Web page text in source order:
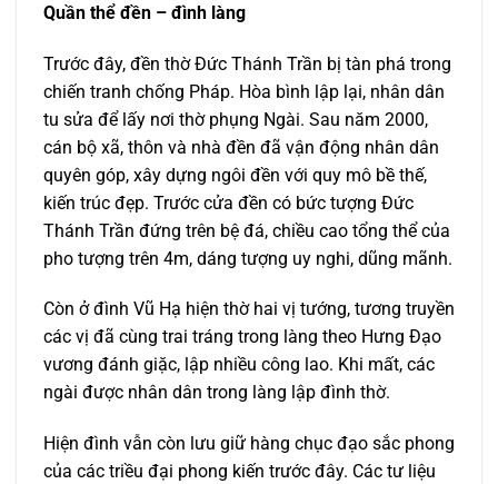
Quần thể đền – đình làng
Trước đây, đền thờ Đức Thánh Trần bị tàn phá trong
chiến tranh chống Pháp. Hòa bình lập lại, nhân dân
tu sửa để lấy nơi thờ phụng Ngài. Sau năm 2000,
cán bộ xã, thôn và nhà đền đã vận động nhân dân
quyên góp, xây dựng ngôi đền với quy mô bề thế,
kiến trúc đẹp. Trước cửa đền có bức tượng Đức
Thánh Trần đứng trên bệ đá, chiều cao tổng thể của
pho tượng trên 4m, dáng tượng uy nghi, dũng mãnh.
Còn ở đình Vũ Hạ hiện thờ hai vị tướng, tương truyền
các vị đã cùng trai tráng trong làng theo Hưng Đạo
vương đánh giặc, lập nhiều công lao. Khi mất, các
ngài được nhân dân trong làng lập đình thờ.
Hiện đình vẫn còn lưu giữ hàng chục đạo sắc phong
của các triều đại phong kiến trước đây. Các tư liệu